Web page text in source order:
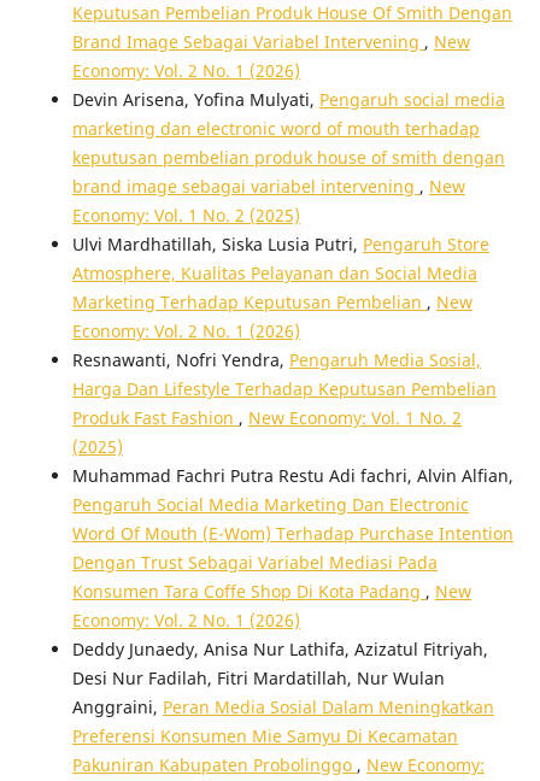
Keputusan Pembelian Produk House Of Smith Dengan
Brand Image Sebagai Variabel Intervening , New
Economy: Vol. 2 No. 1 (2026)
Devin Arisena, Yofina Mulyati, Pengaruh social media
marketing dan electronic word of mouth terhadap
keputusan pembelian produk house of smith dengan
brand image sebagai variabel intervening , New
Economy: Vol. 1 No. 2 (2025)
Ulvi Mardhatillah, Siska Lusia Putri, Pengaruh Store
Atmosphere, Kualitas Pelayanan dan Social Media
Marketing Terhadap Keputusan Pembelian , New
Economy: Vol. 2 No. 1 (2026)
Resnawanti, Nofri Yendra, Pengaruh Media Sosial,
Harga Dan Lifestyle Terhadap Keputusan Pembelian
Produk Fast Fashion , New Economy: Vol. 1 No. 2
(2025)
Muhammad Fachri Putra Restu Adi fachri, Alvin Alfian,
Pengaruh Social Media Marketing Dan Electronic
Word Of Mouth (E-Wom) Terhadap Purchase Intention
Dengan Trust Sebagai Variabel Mediasi Pada
Konsumen Tara Coffe Shop Di Kota Padang , New
Economy: Vol. 2 No. 1 (2026)
Deddy Junaedy, Anisa Nur Lathifa, Azizatul Fitriyah,
Desi Nur Fadilah, Fitri Mardatillah, Nur Wulan
Anggraini, Peran Media Sosial Dalam Meningkatkan
Preferensi Konsumen Mie Samyu Di Kecamatan
Pakuniran Kabupaten Probolinggo , New Economy: